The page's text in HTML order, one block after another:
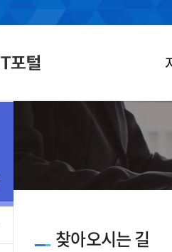
찾아오시는 길